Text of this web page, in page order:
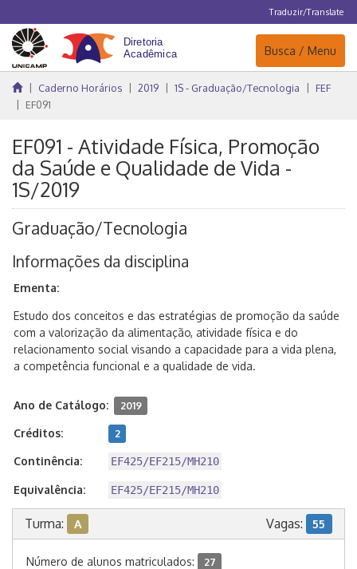
Traduzir/Translate
Navegação
Busca / Menu
Caderno Horários 2019 1S - Graduação/Tecnologia
FEF
EF091
EF091 - Atividade Física, Promoção
da Saúde e Qualidade de Vida -
1S/2019
Graduação/Tecnologia
Informações da disciplina
Ementa:
Estudo dos conceitos e das estratégias de promoção da saúde
com a valorização da alimentação, atividade física e do
relacionamento social visando a capacidade para a vida plena,
a competência funcional e a qualidade de vida.
Ano de Catálogo: 2019
Créditos: 2
Continência: EF425/EF215/MH210
Equivalência: EF425/EF215/MH210
Turma: A Vagas: 55
Número de alunos matriculados: 27